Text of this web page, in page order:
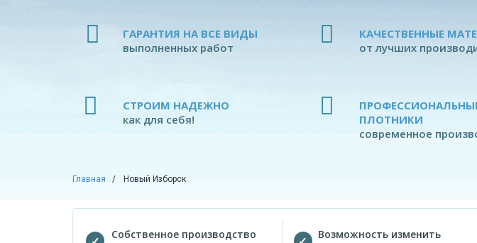
ГАРАНТИЯ НА ВСЕ ВИДЫ
выполненных работ
КАЧЕСТВЕННЫЕ
от лучших
СТРОИМ НАДЕЖНО
как для себя!
ПЛОТНИКИ
современное
Главная Новый Изборск
Собственное производство
Возможность изменить